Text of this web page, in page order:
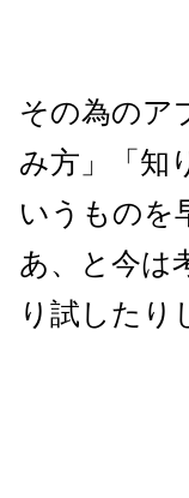
その為のア
み方」「知
いうものを
あ、と今は
り試したり